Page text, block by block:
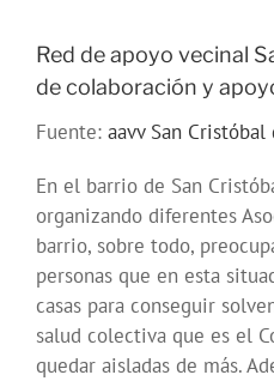
Red de apoyo vecinal
de colaboración y
Fuente: aavv San
En el barrio de San
organizando diferentes
barrio, sobre todo,
personas que en esta
casas para conseguir
salud colectiva que es el
quedar aisladas de más.